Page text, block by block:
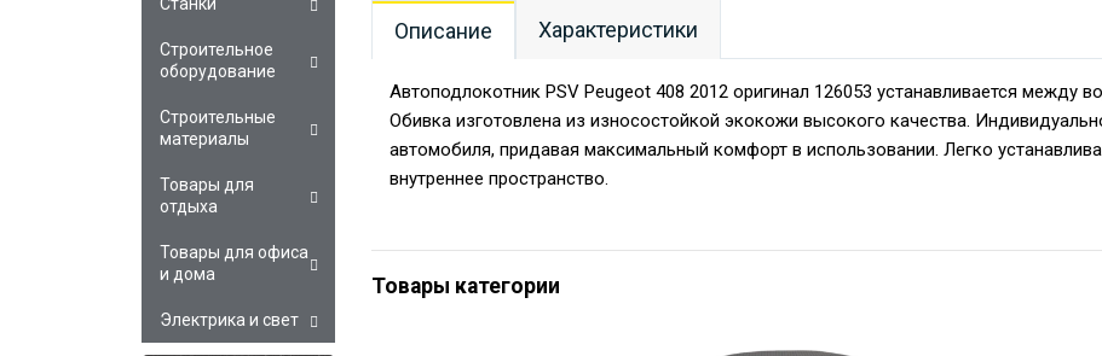
Описание Характеристики
Автоподлокотник PSV Peugeot 408 2012 оригинал 126053 устанавливается между
Обивка изготовлена из износостойкой экокожи высокого качества.
автомобиля, придавая максимальный комфорт в использовании. Легко
внутреннее пространство.
Товары категории
Строительное
оборудование
Строительные
материалы
Товары для
отдыха
Товары для офиса
и дома
Электрика и свет